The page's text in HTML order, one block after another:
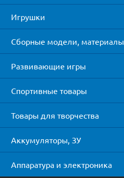
Игрушки
Сборные модели, материалы
Развивающие игры
Спортивные товары
Товары для творчества
Аккумуляторы, ЗУ
Аппаратура и электроника